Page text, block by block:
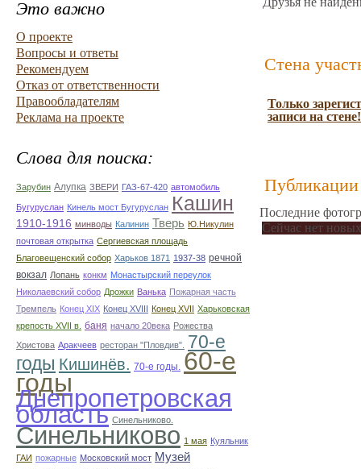
Это важно
О проекте
Вопросы и ответы
Рекомендуем
Отказ от ответственности
Правообладателям
Реклама на проекте
Слова для поиска:
Зарубин Алупка ЗВЕРИ ГАЗ-67-420 автомобиль
Бугуруслан Кинель мост Бугуруслан Кашин
1910-1916 минводы Калинин Тверь Ю.Никулин
почтовая открытка Сергиевская площадь
Благовещенский собор Харьков 1871 1937-38 речной
вокзал Лопань конкм Монастырский переулок
Николаевский собор Дрожки Ванька Пожарная часть
Тремпель Конец XIX Конец XVIII Конец XVII Харьковская
крепость XVII в. баня начало 20века Рожества
Христова Аракчеев ресторан "Пловдив".
70-е
годы Кишинёв. 70-е годы. 60-е
годы
Днепропетровская
область Синельниково.
Синельниково 1 мая Куяльник
ГАИ пожарные Московский мост Музей
Стена
Только
записи на стене!
Публикации
Последние
Сейчас нет